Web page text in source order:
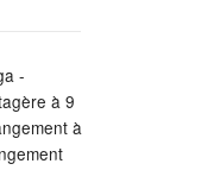
-
à 9
à